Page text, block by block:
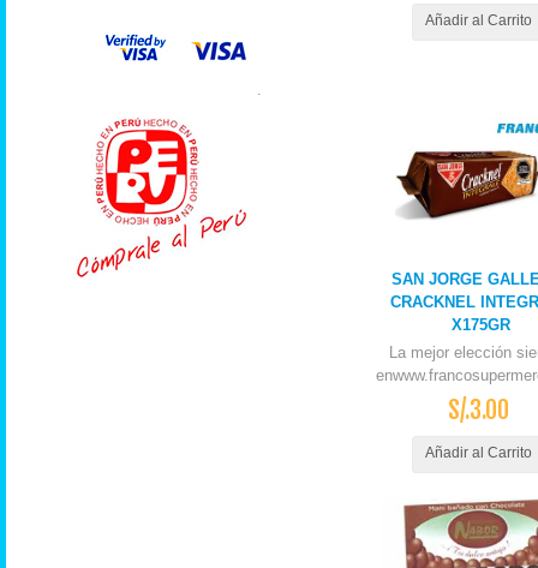
Añadir al Carrito
SAN JORGE
CRACKNEL
X175GR
La mejor elección
S/.3.00
Añadir al Carrito
.